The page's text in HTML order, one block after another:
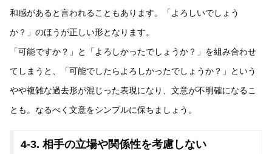
和感があると言われることもあります。「よろしいでしょう
か？」のほうが正しい形となります。
「可能ですか？」と「よろしかったでしょうか？」を組み合わせ
てしまうと、「可能でしたらよろしかったでしょうか？」という
やや複雑な過去形が混じった表現になり、文意が不明確になるこ
とも。なるべく文意をシンプルに保ちましょう。
4-3. 相手の立場や関係性を考慮しない